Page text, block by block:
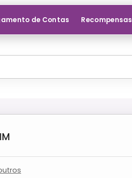
de Contas Recompensas